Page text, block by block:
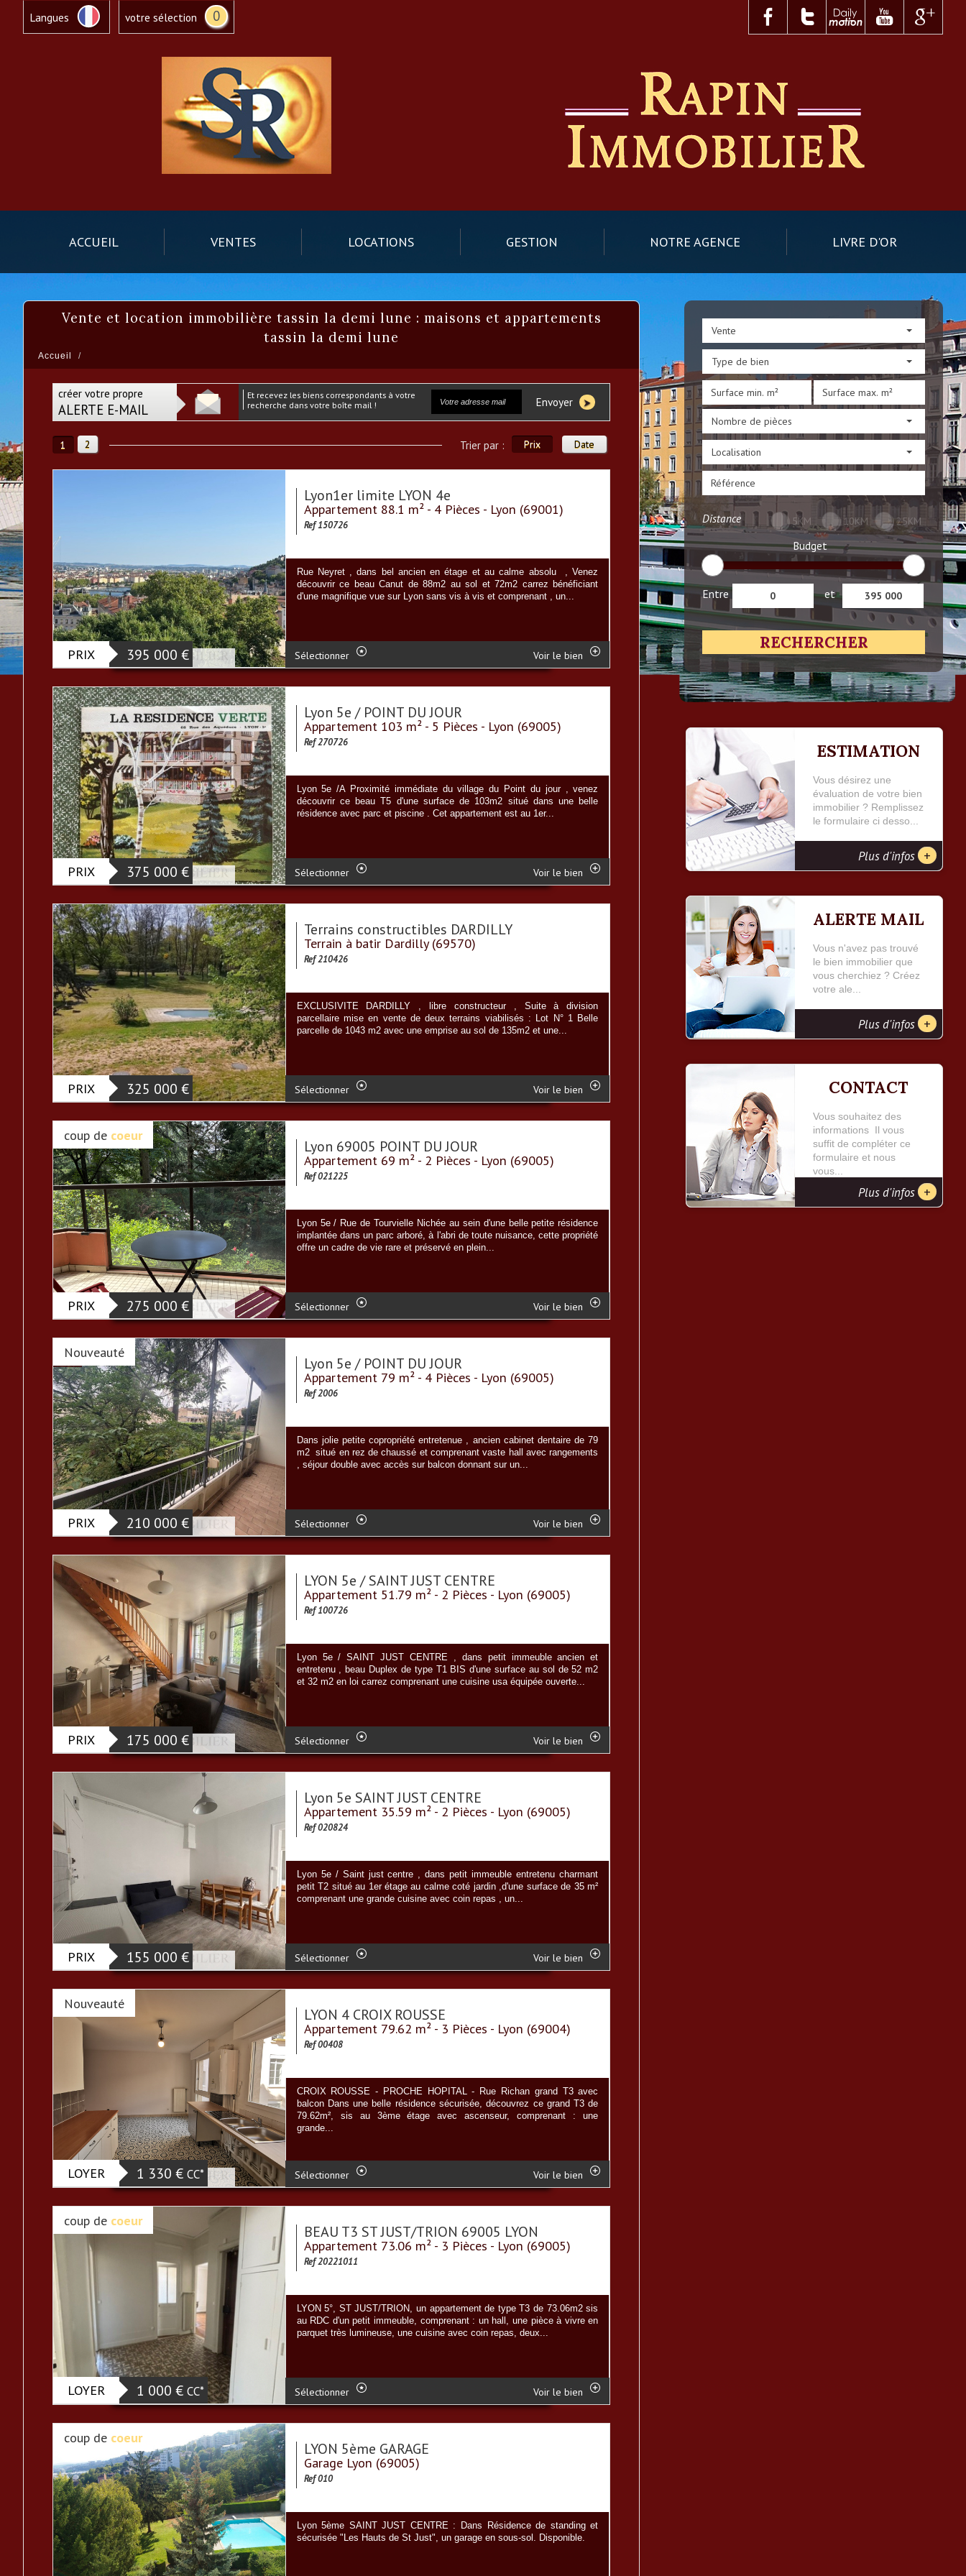
Langues votre sélection 0
ACCUEIL VENTES LOCATIONS GESTION NOTRE AGENCE LIVRE D'OR
Vente
Type de bien
Nombre de pièces
Localisation
Distance 5KM 10KM 25KM
Budget
Entre et
RECHERCHER
Vente et location immobilière tassin la demi lune : maisons et appartements
tassin la demi lune
Accueil
créer votre propre
ALERTE E-MAIL
et recevez les biens correspondants à votre
recherche dans votre boîte mail !
Envoyer
1 2 Trier par : Prix Date
PRIX 395 000 €
Lyon1er limite LYON 4e
Appartement 88.1 m² - 4 Pièces - Lyon (69001)
Ref 150726
Rue Neyret , dans bel ancien en étage et au calme absolu , Venez
découvrir ce beau Canut de 88m2 au sol et 72m2 carrez bénéficiant
d'une magnifique vue sur Lyon sans vis à vis et comprenant , un...
Sélectionner Voir le bien
PRIX 375 000 €
Lyon 5e / POINT DU JOUR
Appartement 103 m² - 5 Pièces - Lyon (69005)
Ref 270726
Lyon 5e /A Proximité immédiate du village du Point du jour , venez
découvrir ce beau T5 d'une surface de 103m2 situé dans une belle
résidence avec parc et piscine . Cet appartement est au 1er...
Sélectionner Voir le bien
PRIX 325 000 €
Terrains constructibles DARDILLY
Terrain à batir Dardilly (69570)
Ref 210426
EXCLUSIVITE DARDILLY , libre constructeur , Suite à division
parcellaire mise en vente de deux terrains viabilisés : Lot N° 1 Belle
parcelle de 1043 m2 avec une emprise au sol de 135m2 et une...
Sélectionner Voir le bien
coup de coeur
PRIX 275 000 €
Lyon 69005 POINT DU JOUR
Appartement 69 m² - 2 Pièces - Lyon (69005)
Ref 021225
Lyon 5e / Rue de Tourvielle Nichée au sein d'une belle petite résidence
implantée dans un parc arboré, à l'abri de toute nuisance, cette propriété
offre un cadre de vie rare et préservé en plein...
Sélectionner Voir le bien
Nouveauté
PRIX 210 000 €
Lyon 5e / POINT DU JOUR
Appartement 79 m² - 4 Pièces - Lyon (69005)
Ref 2006
Dans jolie petite copropriété entretenue , ancien cabinet dentaire de 79
m2 situé en rez de chaussé et comprenant vaste hall avec rangements
, séjour double avec accès sur balcon donnant sur un...
Sélectionner Voir le bien
PRIX 175 000 €
LYON 5e / SAINT JUST CENTRE
Appartement 51.79 m² - 2 Pièces - Lyon (69005)
Ref 100726
Lyon 5e / SAINT JUST CENTRE , dans petit immeuble ancien et
entretenu , beau Duplex de type T1 BIS d'une surface au sol de 52 m2
et 32 m2 en loi carrez comprenant une cuisine usa équipée ouverte...
Sélectionner Voir le bien
PRIX 155 000 €
Lyon 5e SAINT JUST CENTRE
Appartement 35.59 m² - 2 Pièces - Lyon (69005)
Ref 020824
Lyon 5e / Saint just centre , dans petit immeuble entretenu charmant
petit T2 situé au 1er étage au calme coté jardin ,d'une surface de 35 m²
comprenant une grande cuisine avec coin repas , un...
Sélectionner Voir le bien
Nouveauté
LOYER 1 330 € CC*
LYON 4 CROIX ROUSSE
Appartement 79.62 m² - 3 Pièces - Lyon (69004)
Ref 00408
CROIX ROUSSE - PROCHE HOPITAL - Rue Richan grand T3 avec
balcon Dans une belle résidence sécurisée, découvrez ce grand T3 de
79.62m², sis au 3ème étage avec ascenseur, comprenant : une
grande...
Sélectionner Voir le bien
coup de coeur
LOYER 1 000 € CC*
BEAU T3 ST JUST/TRION 69005 LYON
Appartement 73.06 m² - 3 Pièces - Lyon (69005)
Ref 20221011
LYON 5°, ST JUST/TRION, un appartement de type T3 de 73.06m2 sis
au RDC d'un petit immeuble, comprenant : un hall, une pièce à vivre en
parquet très lumineuse, une cuisine avec coin repas, deux...
Sélectionner Voir le bien
coup de coeur
LYON 5ème GARAGE
Garage Lyon (69005)
Ref 010
Lyon 5ème SAINT JUST CENTRE : Dans Résidence de standing et
sécurisée "Les Hauts de St Just", un garage en sous-sol. Disponible.
ESTIMATION
Vous désirez une
évaluation de votre bien
immobilier ? Remplissez
le formulaire ci desso...
Plus d'infos +
ALERTE MAIL
Vous n'avez pas trouvé
le bien immobilier que
vous cherchiez ? Créez
votre ale...
Plus d'infos +
CONTACT
Vous souhaitez des
informations Il vous
suffit de compléter ce
formulaire et nous
vous...
Plus d'infos +